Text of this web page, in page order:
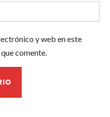
y web en este
comente.